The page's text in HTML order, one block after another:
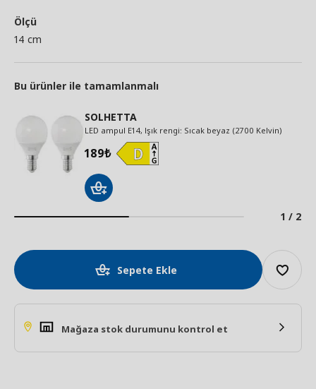
Ölçü
14 cm
Bu ürünler ile tamamlanmalı
SOLHETTA
LED ampul E14, Işık rengi: Sıcak beyaz (2700 Kelvin)
189₺
1 / 2
Sepete Ekle
Mağaza stok durumunu kontrol et